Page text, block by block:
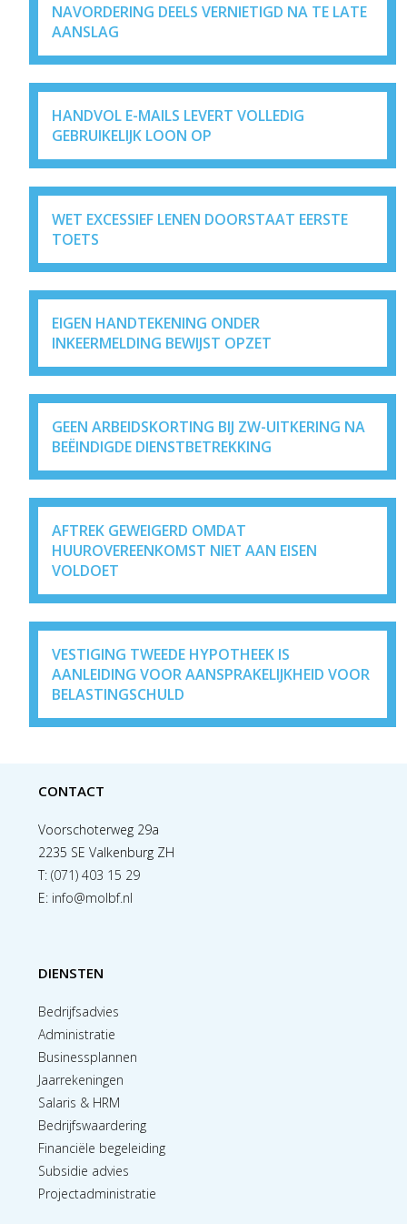
NAVORDERING DEELS VERNIETIGD NA TE LATE
AANSLAG
HANDVOL E-MAILS LEVERT VOLLEDIG
GEBRUIKELIJK LOON OP
WET EXCESSIEF LENEN DOORSTAAT EERSTE
TOETS
EIGEN HANDTEKENING ONDER
INKEERMELDING BEWIJST OPZET
GEEN ARBEIDSKORTING BIJ ZW-UITKERING NA
BEËINDIGDE DIENSTBETREKKING
AFTREK GEWEIGERD OMDAT
HUUROVEREENKOMST NIET AAN EISEN
VOLDOET
VESTIGING TWEEDE HYPOTHEEK IS
AANLEIDING VOOR AANSPRAKELIJKHEID VOOR
BELASTINGSCHULD
CONTACT
Voorschoterweg 29a
2235 SE Valkenburg ZH
T:(071) 403 15 29
E: info@molbf.nl
DIENSTEN
Bedrijfsadvies
Administratie
Businessplannen
Jaarrekeningen
Salaris & HRM
Bedrijfswaardering
Financiële begeleiding
Subsidie advies
Projectadministratie